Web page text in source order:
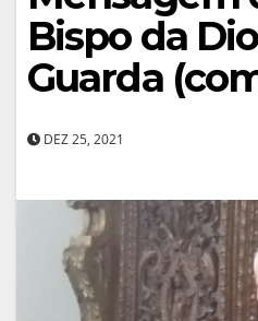
Bispo da
Guarda
DEZ 25, 2021